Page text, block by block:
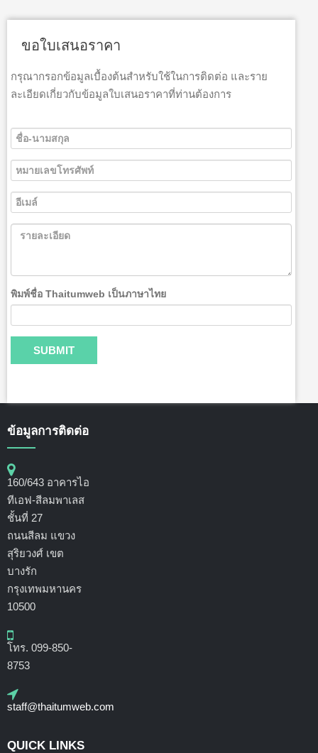
ขอใบเสนอราคา
กรุณากรอกข้อมูลเบื้องต้นสำหรับใช้ในการติดต่อ และราย
ละเอียดเกี่ยวกับข้อมูลใบเสนอราคาที่ท่านต้องการ
พิมพ์ชื่อ Thaitumweb เป็นภาษาไทย
ข้อมูลการติดต่อ
160/643 อาคารไอ
ทีเอฟ-สีลมพาเลส
ชั้นที่ 27
ถนนสีลม แขวง
สุริยวงศ์ เขต
บางรัก
กรุงเทพมหานคร
10500
โทร. 099-850-
8753
staff@thaitumweb.com
QUICK LINKS